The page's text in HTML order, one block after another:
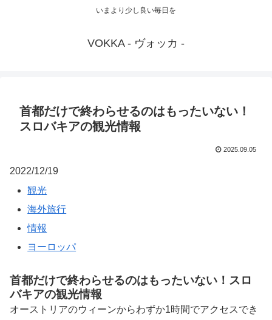
いまより少し良い毎日を
VOKKA - ヴォッカ -
首都だけで終わらせるのはもったいない！
スロバキアの観光情報
2025.09.05
2022/12/19
観光
海外旅行
情報
ヨーロッパ
首都だけで終わらせるのはもったいない！スロ
バキアの観光情報
オーストリアのウィーンからわずか1時間でアクセスでき